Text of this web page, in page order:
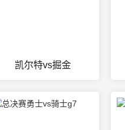
凯尔特vs掘金